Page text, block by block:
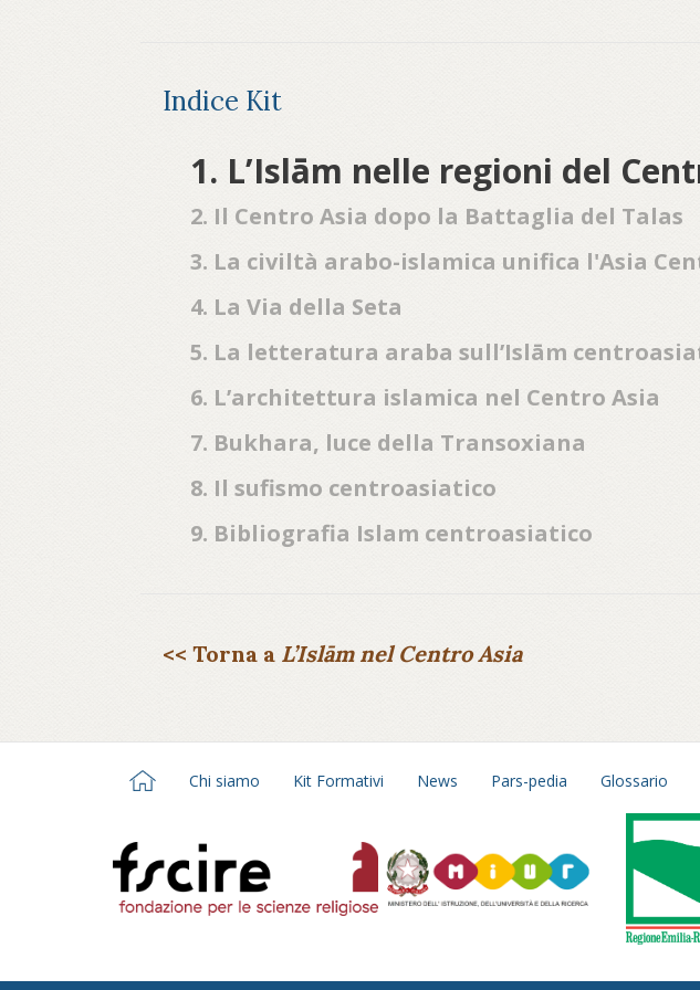
Indice Kit
1. L’Islām nelle regioni del
2. Il Centro Asia dopo la Battaglia del Talas
3. La civiltà arabo-islamica unifica l'Asia
4. La Via della Seta
5. La letteratura araba sull’Islām
6. L’architettura islamica nel Centro Asia
7. Bukhara, luce della Transoxiana
8. Il sufismo centroasiatico
9. Bibliografia Islam centroasiatico
<< Torna a L’Islām nel Centro Asia
Chi siamo Kit Formativi News Pars-pedia Glossario